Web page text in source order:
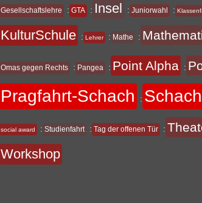
Gesellschaftslehre : GTA : Insel : Juniorwahl :
KulturSchule : Lehrer : Mathe :
Omas gegen Rechts : Pangea : Point Alpha :
Pragfahrt-Schach : Schach
social award : Studienfahrt : Tag der offenen Tür :
Workshop